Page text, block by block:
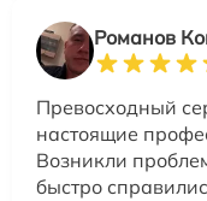
Романов
Превосходный
настоящие
Возникли
быстро